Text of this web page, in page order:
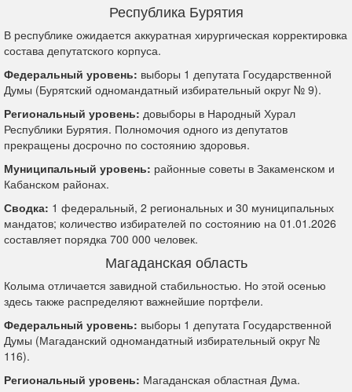
Республика Бурятия
В республике ожидается аккуратная хирургическая корректировка
состава депутатского корпуса.
Федеральный уровень: выборы 1 депутата Государственной
Думы (Бурятский одномандатный избирательный округ № 9).
Региональный уровень: довыборы в Народный Хурал
Республики Бурятия. Полномочия одного из депутатов
прекращены досрочно по состоянию здоровья.
Муниципальный уровень: районные советы в Закаменском и
Кабанском районах.
Сводка: 1 федеральный, 2 региональных и 30 муниципальных
мандатов; количество избирателей по состоянию на 01.01.2026
составляет порядка 700 000 человек.
Магаданская область
Колыма отличается завидной стабильностью. Но этой осенью
здесь также распределяют важнейшие портфели.
Федеральный уровень: выборы 1 депутата Государственной
Думы (Магаданский одномандатный избирательный округ №
116).
Региональный уровень: Магаданская областная Дума.